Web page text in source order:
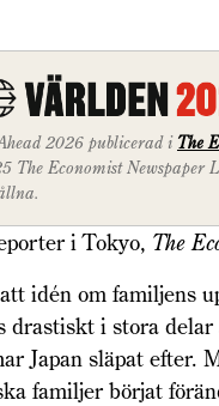
2026 publicerad i The
The Economist Newspaper
i Tokyo, The
idén om familjens
drastiskt i stora
Japan släpat efter.
familjer börjat